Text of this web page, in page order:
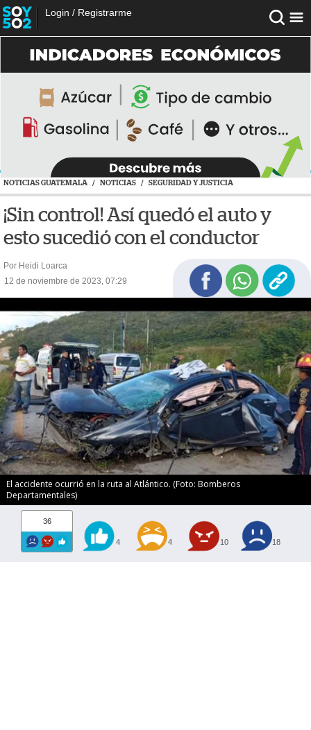
Login / Registrarme
NOTICIAS GUATEMALA / NOTICIAS / SEGURIDAD Y JUSTICIA
¡Sin control! Así quedó el auto y
esto sucedió con el conductor
Por Heidi Loarca
12 de noviembre de 2023, 07:29
El accidente ocurrió en la ruta al Atlántico. (Foto: Bomberos
Departamentales)
36
4 4 10 18